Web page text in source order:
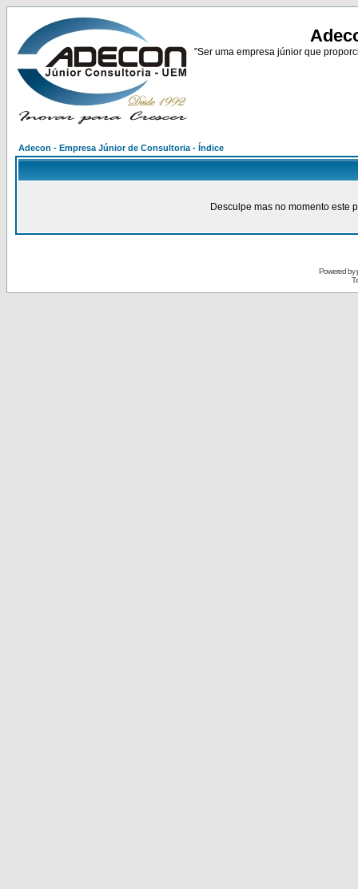
"Ser uma empresa júnior que
Adecon - Empresa Júnior de Consultoria - Índice
Desculpe mas no momento este
Powered by